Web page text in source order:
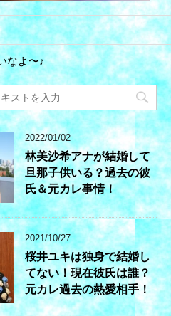
なよ〜♪
2022/01/02
林美沙希アナが結婚して
旦那子供いる？過去の彼
氏＆元カレ事情！
2021/10/27
桜井ユキは独身で結婚し
てない！現在彼氏は誰？
元カレ過去の熱愛相手！